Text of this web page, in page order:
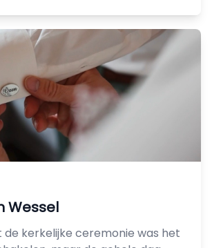
Wessel
de kerkelijke ceremonie was het